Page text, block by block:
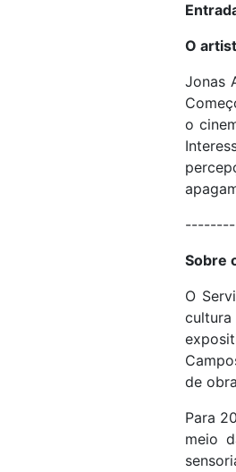
O
Jonas
o
Sobre
O
de
Para
meio